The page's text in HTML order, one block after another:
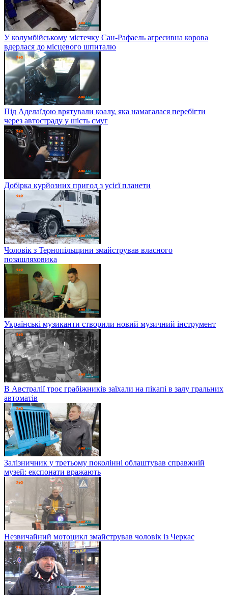
У колумбійському містечку Сан-Рафаель агресивна корова
вдерлася до місцевого шпиталю
Під Аделаїдою врятували коалу, яка намагалася перебігти
через автостраду у шість смуг
Добірка курйозних пригод з усієї планети
Чоловік з Тернопільщини змайстрував власного
позашляховика
Українські музиканти створили новий музичний інструмент
В Австралії троє грабіжників заїхали на пікапі в залу гральних
автоматів
Залізничник у третьому поколінні облаштував справжній
музей: експонати вражають
Незвичайний мотоцикл змайстрував чоловік із Черкас